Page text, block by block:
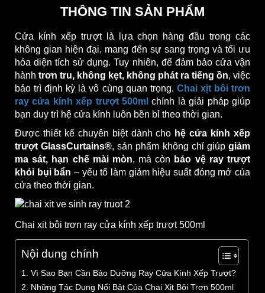
THÔNG TIN SẢN PHẨM
Cửa kính xếp trượt là lựa chọn hàng đầu trong các
không gian hiện đại, mang đến sự sang trọng và tối ưu
hóa diện tích sử dụng. Tuy nhiên, để đảm bảo cửa vận
hành trơn tru, không kẹt, không phát ra tiếng ồn, việc
bảo trì định kỳ là vô cùng quan trọng. Chai xịt bôi trơn
ray cửa kính xếp trượt 500ml chính là giải pháp giúp
bạn duy trì hệ cửa kính luôn bền bỉ theo thời gian.
Được thiết kế chuyên biệt dành cho hệ cửa kính xếp
trượt GlassCurtains®, sản phẩm không chỉ giúpgiảm
ma sát, hạn chế mài mòn, mà còn bảo vệ ray trượt
khỏi bụi bẩn – yếu tố làm giảm hiệu suất đóng mở của
cửa theo thời gian.
Chai xịt bôi trơn ray cửa kính xếp trượt 500ml
Nội dung chính
1. Vì Sao Bạn Cần Bảo Dưỡng Ray Cửa Kính Xếp Trượt?
2. Những Tác Dụng Nổi Bật Của Chai Xịt Bôi Trơn 500ml